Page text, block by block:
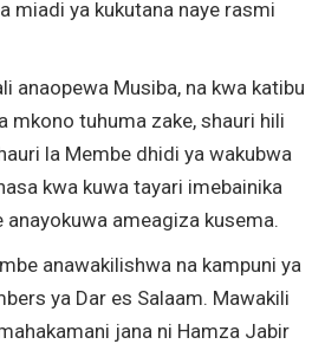
miadi ya kukutana naye rasmi
anaopewa Musiba, na kwa katibu
mkono tuhuma zake, shauri hili
la Membe dhidi ya wakubwa
kwa kuwa tayari imebainika
anayokuwa ameagiza kusema.
anawakilishwa na kampuni ya
ya Dar es Salaam. Mawakili
jana ni Hamza Jabir